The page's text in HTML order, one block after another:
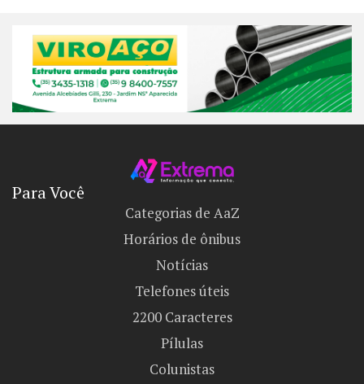
Para Você
Categorias de AaZ
Horários de ônibus
Notícias
Telefones úteis
2200 Caracteres
Pílulas
Colunistas